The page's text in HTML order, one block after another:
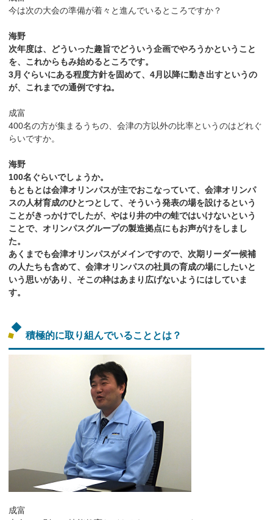
今は次の大会の準備が着々と進んでいるところですか？
海野
次年度は、どういった趣旨でどういう企画でやろうかということ
を、これからもみ始めるところです。
3月ぐらいにある程度方針を固めて、4月以降に動き出すというの
が、これまでの通例ですね。
成富
400名の方が集まるうちの、会津の方以外の比率というのはどれぐ
らいですか。
海野
100名ぐらいでしょうか。
もともとは会津オリンパスが主でおこなっていて、会津オリンパ
スの人材育成のひとつとして、そういう発表の場を設けるという
ことがきっかけでしたが、やはり井の中の蛙ではいけないという
ことで、オリンパスグループの製造拠点にもお声がけをしまし
た。
あくまでも会津オリンパスがメインですので、次期リーダー候補
の人たちも含めて、会津オリンパスの社員の育成の場にしたいと
いう思いがあり、そこの枠はあまり広げないようにはしていま
す。
積極的に取り組んでいることとは？
成富